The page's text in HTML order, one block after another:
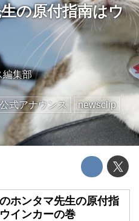
の原付指南はウ
編集部
式アナウンス
newsclip
ホンタマ先生の原付指
インカーの巻